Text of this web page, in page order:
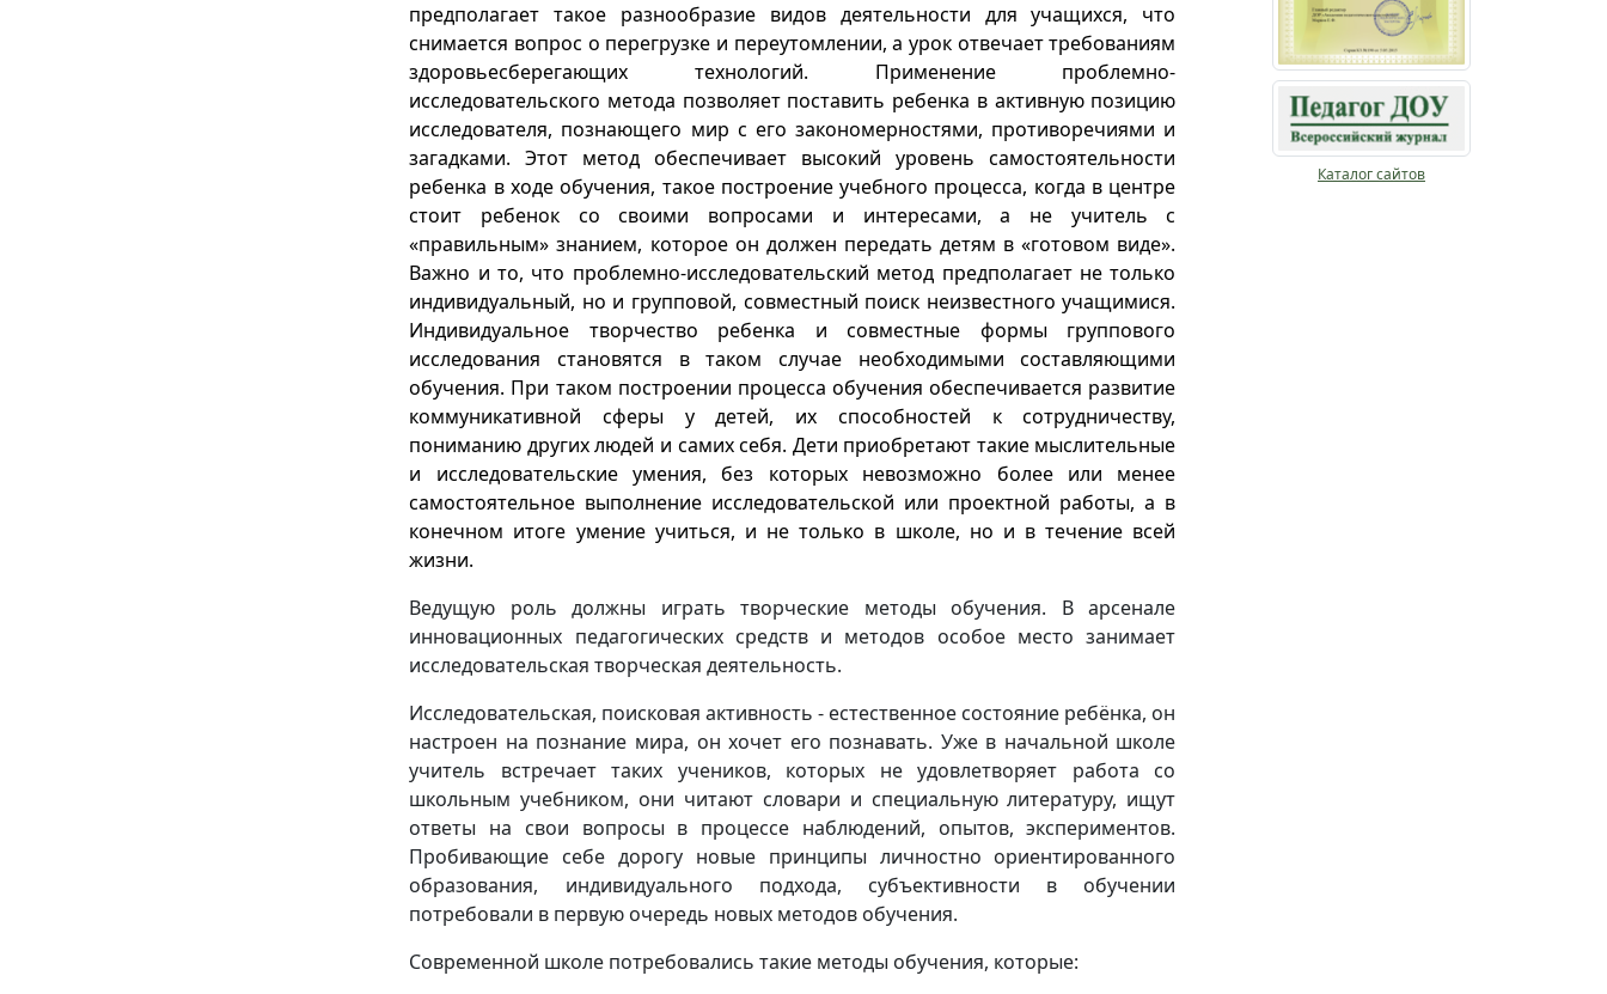
предполагает такое разнообразие видов деятельности для учащихся, что
снимается вопрос о перегрузке и переутомлении, а урок отвечает требованиям
здоровьесберегающих технологий. Применение проблемно-
исследовательского метода позволяет поставить ребенка в активную позицию
исследователя, познающего мир с его закономерностями, противоречиями и
загадками. Этот метод обеспечивает высокий уровень самостоятельности
ребенка в ходе обучения, такое построение учебного процесса, когда в центре
стоит ребенок со своими вопросами и интересами, а не учитель с
«правильным» знанием, которое он должен передать детям в «готовом виде».
Важно и то, что проблемно-исследовательский метод предполагает не только
индивидуальный, но и групповой, совместный поиск неизвестного учащимися.
Индивидуальное творчество ребенка и совместные формы группового
исследования становятся в таком случае необходимыми составляющими
обучения. При таком построении процесса обучения обеспечивается развитие
коммуникативной сферы у детей, их способностей к сотрудничеству,
пониманию других людей и самих себя. Дети приобретают такие мыслительные
и исследовательские умения, без которых невозможно более или менее
самостоятельное выполнение исследовательской или проектной работы, а в
конечном итоге умение учиться, и не только в школе, но и в течение всей
жизни.
Ведущую роль должны играть творческие методы обучения. В арсенале
инновационных педагогических средств и методов особое место занимает
исследовательская творческая деятельность.
Исследовательская, поисковая активность - естественное состояние ребёнка, он
настроен на познание мира, он хочет его познавать. Уже в начальной школе
учитель встречает таких учеников, которых не удовлетворяет работа со
школьным учебником, они читают словари и специальную литературу, ищут
ответы на свои вопросы в процессе наблюдений, опытов, экспериментов.
Пробивающие себе дорогу новые принципы личностно ориентированного
образования, индивидуального подхода, субъективности в обучении
потребовали в первую очередь новых методов обучения.
Современной школе потребовались такие методы обучения, которые:
Каталог сайтов